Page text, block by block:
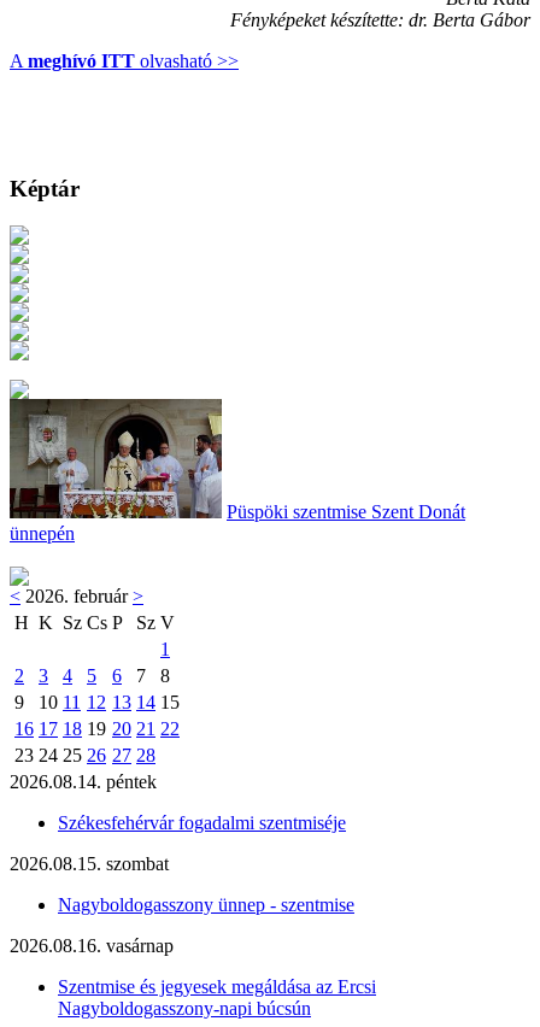
Fényképeket készítette: dr. Berta Gábor
A meghívó ITT olvasható >>
Képtár
Püspöki szentmise Szent Donát
ünnepén
< 2026. február>
H K Sz Cs P Sz V
1
2
3 4 5 6 7
8
9
10 11 12 13 14 15
16 17 18 19 20 21 22
23 24 25 26 27 28
2026.08.14. péntek
Székesfehérvár fogadalmi szentmiséje
2026.08.15. szombat
Nagyboldogasszony ünnep - szentmise
2026.08.16. vasárnap
Szentmise és jegyesek megáldása az Ercsi
Nagyboldogasszony-napi búcsún